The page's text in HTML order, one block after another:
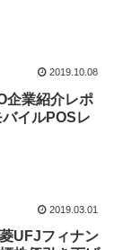
2019.10.08
企業紹介レポ
イルPOSレ
2019.03.01
UFJフィナン